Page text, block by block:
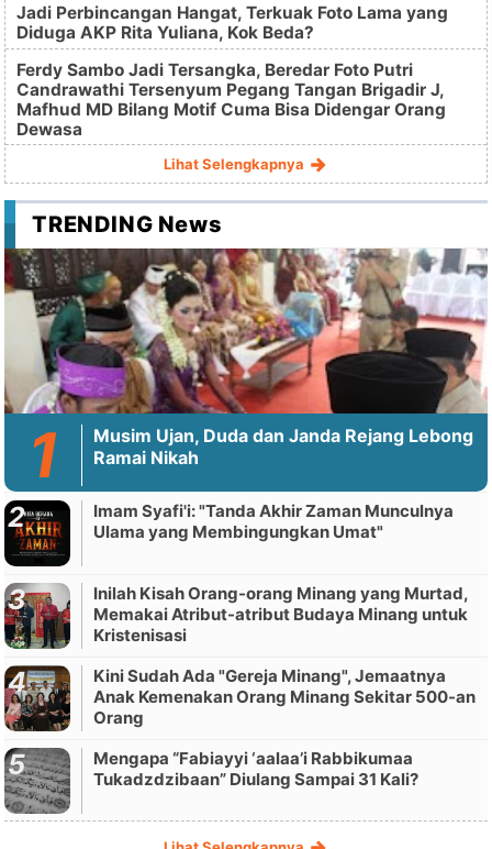
Jadi Perbincangan Hangat, Terkuak Foto Lama yang
Diduga AKP Rita Yuliana, Kok Beda?
Ferdy Sambo Jadi Tersangka, Beredar Foto Putri
Candrawathi Tersenyum Pegang Tangan Brigadir J,
Mafhud MD Bilang Motif Cuma Bisa Didengar Orang
Dewasa
Lihat Selengkapnya
TRENDING News
Musim Ujan, Duda dan Janda Rejang Lebong
Ramai Nikah
Imam Syafi'i: "Tanda Akhir Zaman Munculnya
Ulama yang Membingungkan Umat"
Inilah Kisah Orang-orang Minang yang Murtad,
Memakai Atribut-atribut Budaya Minang untuk
Kristenisasi
Kini Sudah Ada "Gereja Minang", Jemaatnya
Anak Kemenakan Orang Minang Sekitar 500-an
Orang
Mengapa “Fabiayyi ‘aalaa’i Rabbikumaa
Tukadzdzibaan” Diulang Sampai 31 Kali?